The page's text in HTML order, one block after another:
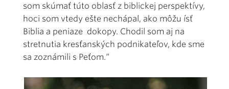
som skúmať túto oblasť z biblickej perspektívy,
hoci som vtedy ešte nechápal, ako môžu ísť
Biblia a peniaze dokopy. Chodil som aj na
stretnutia kresťanských podnikateľov, kde sme
sa zoznámili s Peťom.“